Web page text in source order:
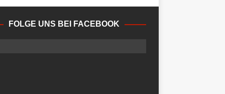
FOLGE UNS BEI FACEBOOK